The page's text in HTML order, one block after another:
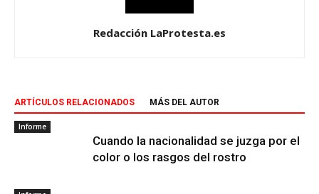
Redacción LaProtesta.es
ARTÍCULOS RELACIONADOS MÁS DEL AUTOR
Informe
Cuando la nacionalidad se juzga por el
color o los rasgos del rostro